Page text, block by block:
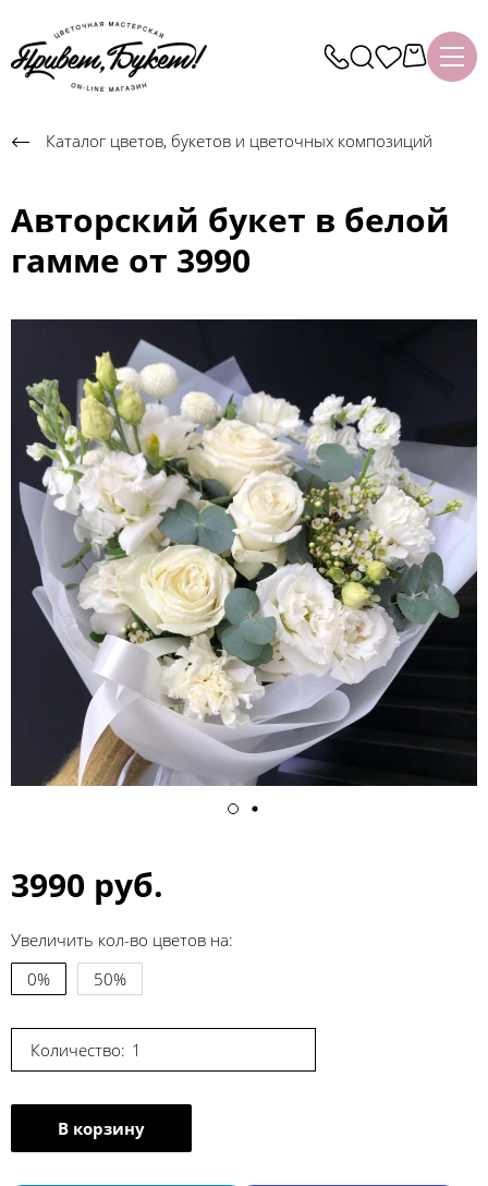
Каталог цветов, букетов и цветочных композиций
Авторский букет в белой
гамме от 3990
3990 руб.
Увеличить кол-во цветов на:
0%
50%
Количество:
В корзину